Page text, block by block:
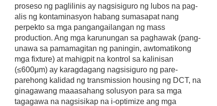
proseso ng paglilinis ay nagsisiguro ng lubos na pag-
alis ng kontaminasyon habang sumasapat nang
perpekto sa mga pangangailangan ng mass
production. Ang mga karunungan sa paghawak (pang-
unawa sa pamamagitan ng paningin, awtomatikong
mga fixture) at mahigpit na kontrol sa kalinisan
(≤600μm) ay karagdagang nagsisiguro ng pare-
parehong kalidad ng transmission housing ng DCT, na
ginagawang maaasahang solusyon para sa mga
tagagawa na nagsisikap na i-optimize ang mga